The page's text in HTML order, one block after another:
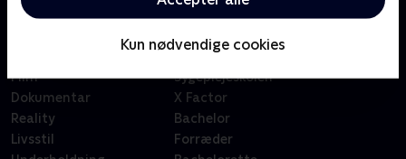
Kun nødvendige cookies
Kategorier
Film
Dokumentar
Reality
Livsstil
Badehotellet
Sygeplejeskolen
X Factor
Bachelor
Forræder